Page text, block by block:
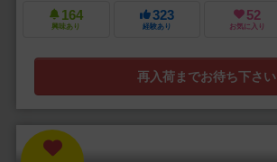
164
興味あり
323
経験あり
52
お気に入り
再入荷までお待ち下さい